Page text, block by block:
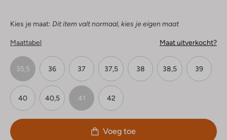
Kies je maat: Dit item valt normaal, kies je eigen maat
Maattabel Maat uitverkocht?
35,5 36 37 37,5 38 38,5 39
40 40,5 41 42
Voeg toe